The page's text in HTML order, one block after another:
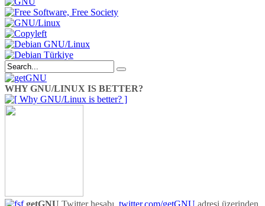
WHY GNU/LINUX IS BETTER?
getGNU Twitter hesabı, twitter.com/getGNU adresi üzerinden